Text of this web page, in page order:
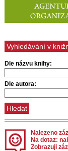
Vyhledávání v
Dle názvu knihy:
Dle autora:
Nalezeno
Na dotaz:
Zobrazuji